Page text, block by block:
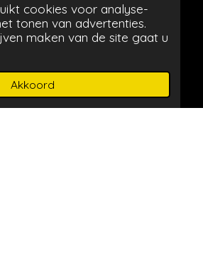
cookies voor analyse-
tonen van advertenties.
maken van de site gaat u
Akkoord ^